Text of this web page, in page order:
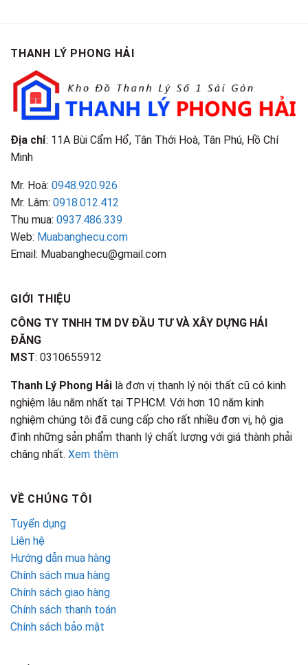
Điểm
Nhận
Biết
THANH LÝ PHONG HẢI
Địa chỉ: 11A Bùi Cẩm Hổ, Tân Thới Hoà, Tân Phú, Hồ Chí
Minh
Mr. Hoà: 0948.920.926
Mr. Lâm: 0918.012.412
Thu mua: 0937.486.339
Web: Muabanghecu.com
Email: Muabanghecu@gmail.com
GIỚI THIỆU
CÔNG TY TNHH TM DV ĐẦU TƯ VÀ XÂY DỰNG HẢI
ĐĂNG
MST: 0310655912
Thanh Lý Phong Hải là đơn vị thanh lý nội thất cũ có kinh
nghiệm lâu năm nhất tại TPHCM. Với hơn 10 năm kinh
nghiệm chúng tôi đã cung cấp cho rất nhiều đơn vị, hộ gia
đình những sản phẩm thanh lý chất lượng với giá thành phải
chăng nhất. Xem thêm
VỀ CHÚNG TÔI
Tuyển dụng
Liên hệ
Hướng dẫn mua hàng
Chính sách mua hàng
Chính sách giao hàng
Chính sách thanh toán
Chính sách bảo mật